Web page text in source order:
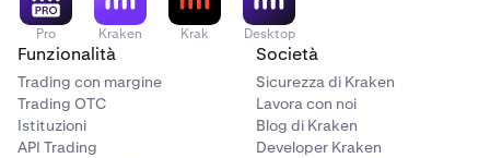
Pro Kraken Krak Desktop
Funzionalità
Trading con margine
Trading OTC
Istituzioni
API Trading
Società
Sicurezza di Kraken
Lavora con noi
Blog di Kraken
Developer Kraken